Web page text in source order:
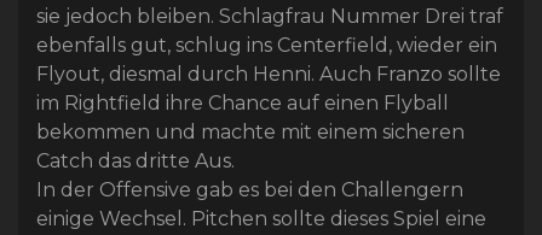
sie jedoch bleiben. Schlagfrau Nummer Drei traf
ebenfalls gut, schlug ins Centerfield, wieder ein
Flyout, diesmal durch Henni. Auch Franzo sollte
im Rightfield ihre Chance auf einen Flyball
bekommen und machte mit einem sicheren
Catch das dritte Aus.
In der Offensive gab es bei den Challengern
einige Wechsel. Pitchen sollte dieses Spiel eine